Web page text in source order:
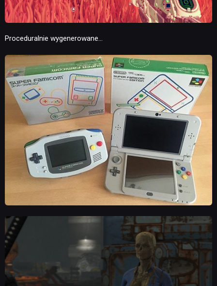
Proceduralnie wygenerowane…